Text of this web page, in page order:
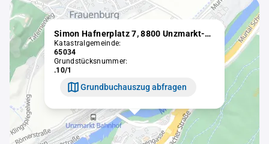
Simon Hafnerplatz 7, 8800 Unzmarkt-Frauenburg
Katastralgemeinde:
65034
Grundstücksnummer:
.10/1
Grundbuchauszug abfragen